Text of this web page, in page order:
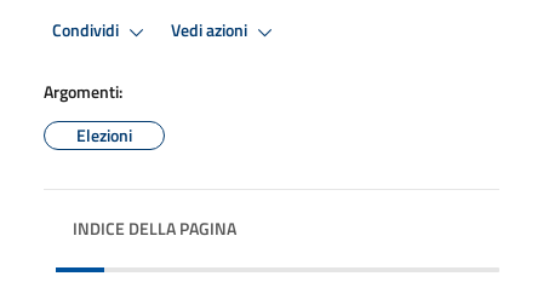
Condividi Vedi azioni
Argomenti:
Elezioni
INDICE DELLA PAGINA